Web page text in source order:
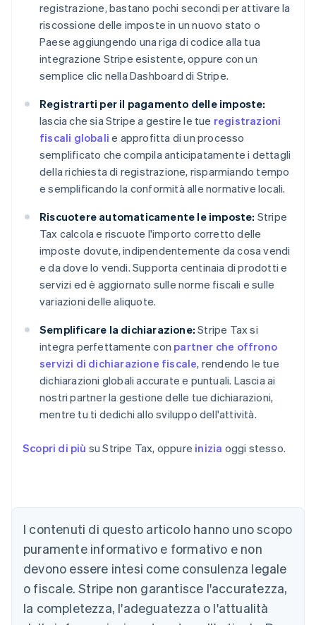
registrazione, bastano pochi secondi per attivare la
riscossione delle imposte in un nuovo stato o
Paese aggiungendo una riga di codice alla tua
integrazione Stripe esistente, oppure con un
semplice clic nella Dashboard di Stripe.
Registrarti per il pagamento delle imposte:
lascia che sia Stripe a gestire le tue registrazioni
fiscali globali e approfitta di un processo
semplificato che compila anticipatamente i dettagli
della richiesta di registrazione, risparmiando tempo
e semplificando la conformità alle normative locali.
Riscuotere automaticamente le imposte: Stripe
Tax calcola e riscuote l'importo corretto delle
imposte dovute, indipendentemente da cosa vendi
e da dove lo vendi. Supporta centinaia di prodotti e
servizi ed è aggiornato sulle norme fiscali e sulle
variazioni delle aliquote.
Semplificare la dichiarazione: Stripe Tax si
integra perfettamente con partner che offrono
servizi di dichiarazione fiscale, rendendo le tue
dichiarazioni globali accurate e puntuali. Lascia ai
nostri partner la gestione delle tue dichiarazioni,
mentre tu ti dedichi allo sviluppo dell'attività.
Scopri di più su Stripe Tax, oppure inizia oggi stesso.
I contenuti di questo articolo hanno uno scopo
puramente informativo e formativo e non
devono essere intesi come consulenza legale
o fiscale. Stripe non garantisce l'accuratezza,
la completezza, l'adeguatezza o l'attualità
Australia
English
Austria
DeutschEnglish
Belgio